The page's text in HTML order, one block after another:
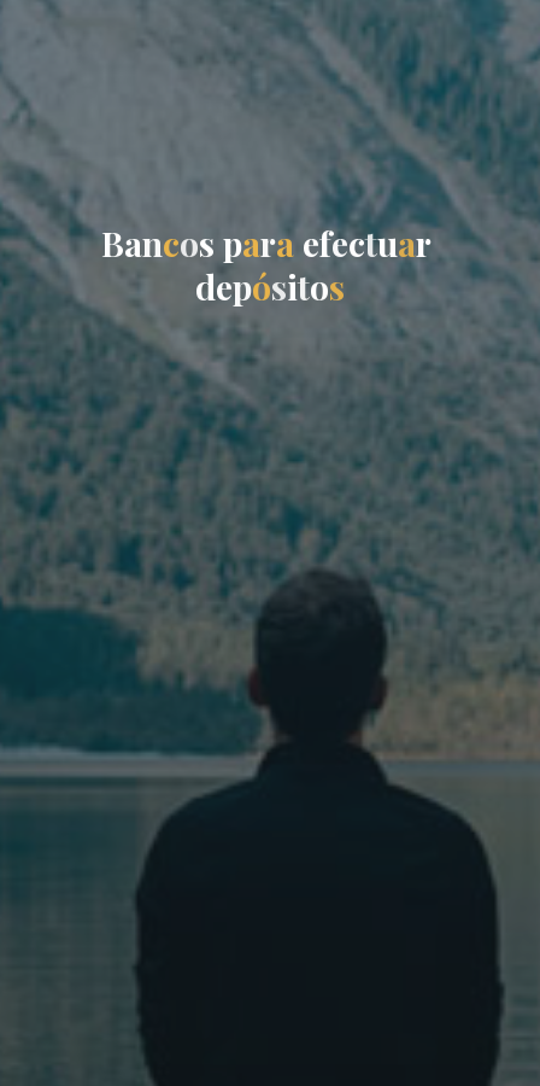
Bancos para efectuar
depósitos